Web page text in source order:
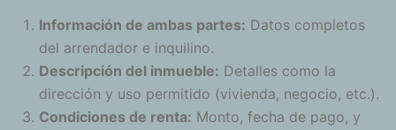
Información de ambas partes: Datos completos
del arrendador e inquilino.
Descripción del inmueble: Detalles como la
dirección y uso permitido (vivienda, negocio, etc.).
Condiciones de renta: Monto, fecha de pago, y